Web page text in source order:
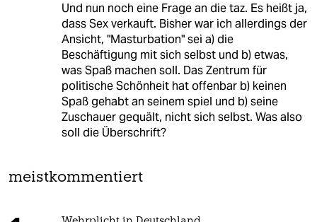
Und nun noch eine Frage an die taz. Es heißt ja,
dass Sex verkauft. Bisher war ich allerdings der
Ansicht, "Masturbation" sei a) die
Beschäftigung mit sich selbst und b) etwas,
was Spaß machen soll. Das Zentrum für
politische Schönheit hat offenbar b) keinen
Spaß gehabt an seinem spiel und b) seine
Zuschauer gequält, nicht sich selbst. Was also
soll die Überschrift?
meistkommentiert